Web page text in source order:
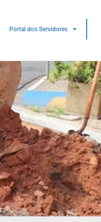
Portal dos Servidores